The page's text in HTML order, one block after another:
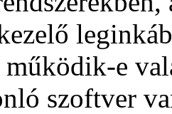
e
szoftver